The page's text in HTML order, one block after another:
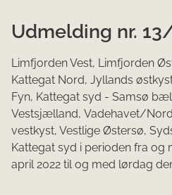
Udmelding nr.
Limfjorden Vest, Limfjorden
Kattegat Nord, Jyllands
Fyn, Kattegat syd - Samsø
Vestsjælland, Vadehavet/
vestkyst, Vestlige Østersø,
Kattegat syd i perioden fra og
april 2022 til og med lørdag